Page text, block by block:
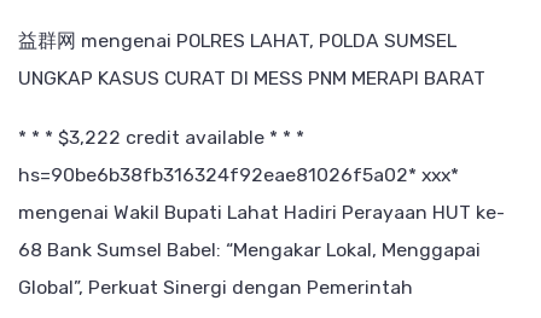
益群网 mengenai POLRES LAHAT, POLDA SUMSEL
UNGKAP KASUS CURAT DI MESS PNM MERAPI BARAT
* * * $3,222 credit available * * *
hs=90be6b38fb316324f92eae81026f5a02* ххх*
mengenai Wakil Bupati Lahat Hadiri Perayaan HUT ke-
68 Bank Sumsel Babel: “Mengakar Lokal, Menggapai
Global”, Perkuat Sinergi dengan Pemerintah